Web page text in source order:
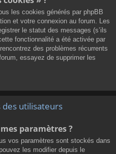
les cookies générés par phpBB
et votre connexion au forum. Les
le statut des messages (s’ils
fonctionnalité a été activée par
des problèmes récurrents
essayez de supprimer les
utilisateurs
paramètres ?
vos paramètres sont stockés dans
les modifier depuis le